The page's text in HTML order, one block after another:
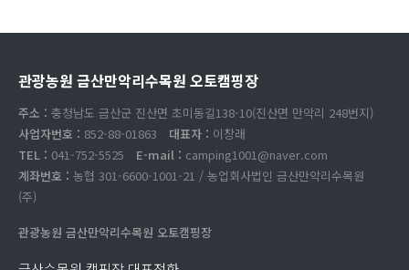
관광농원 금산만악리수목원 오토캠핑장
주소 : 충청남도 금산군 진산면 초미동길138-10(진산면 만악리 248번지)
사업자번호 : 852-88-01863 대표자 : 이창래
TEL : 041-752-5525 E-mail : camping1001@naver.com
계좌번호 : 농협 301-6600-1001-21 / 농업회사법인 금산만악리수목원
(주)
관광농원 금산만악리수목원 오토캠핑장